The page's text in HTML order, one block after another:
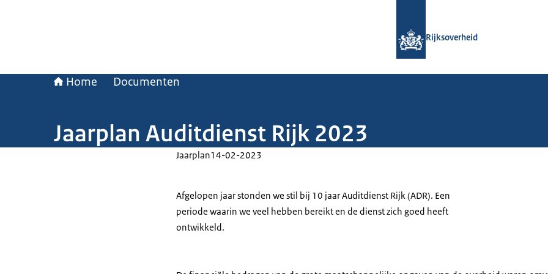
Rijksoverheid
Home Documenten
Jaarplan Auditdienst Rijk 2023
Jaarplan14-02-2023
Afgelopen jaar stonden we stil bij 10 jaar Auditdienst Rijk (ADR). Een
periode waarin we veel hebben bereikt en de dienst zich goed heeft
ontwikkeld.